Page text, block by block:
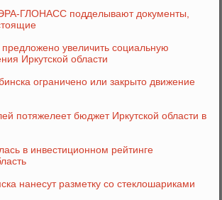
ГЛОНАСС подделывают документы,
увеличить социальную
Иркутской области
ограничено или закрыто движение
потяжелеет бюджет Иркутской области в
в инвестиционном рейтинге
нанесут разметку со стеклошариками